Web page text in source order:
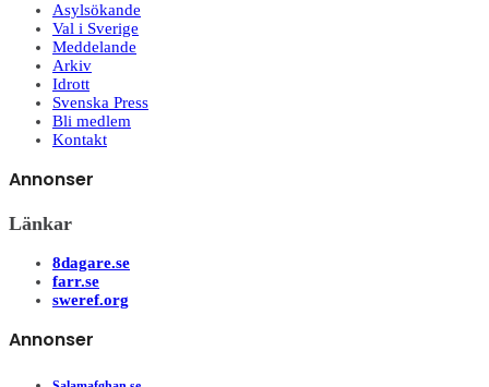
Asylsökande
Val i Sverige
Meddelande
Arkiv
Idrott
Svenska Press
Bli medlem
Kontakt
Annonser
Länkar
8dagare.se
farr.se
sweref.org
Annonser